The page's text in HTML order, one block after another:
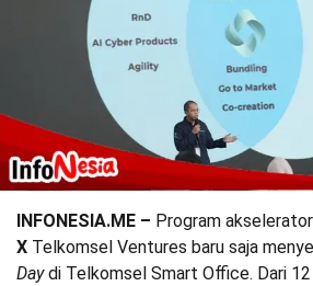
INFONESIA.ME – Program akselerator
X Telkomsel Ventures baru saja
Daydi Telkomsel Smart Office. Dari